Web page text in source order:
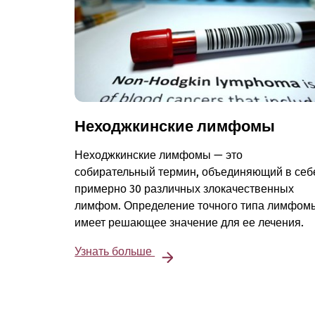
Неходжкинские лимфомы
Неходжкинские лимфомы — это
собирательный термин, объединяющий в
примерно 30 различных злокачественных
лимфом. Определение точного типа
имеет решающее значение для ее лечения.
Узнать больше